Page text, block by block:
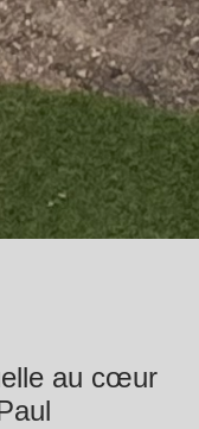
au cœur